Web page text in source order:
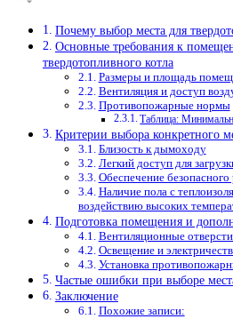
Почему выбор места для
Основные требования к
твердотопливного котла
Размеры и площадь
Вентиляция и доступ
Противопожарные нормы
Таблица:
Критерии выбора конкретного
Близость к дымоходу
Легкий доступ для
Обеспечение
Наличие пола с
воздействию высоких
Подготовка помещения и
Вентиляционные
Освещение и
Установка
Частые ошибки при выборе
Заключение
Похожие записи: